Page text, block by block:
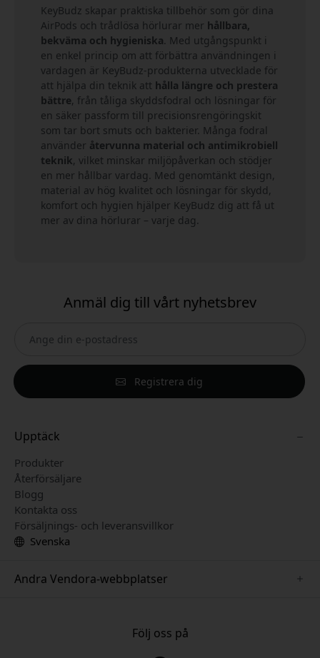
KeyBudz skapar praktiska tillbehör som gör dina
AirPods och trådlösa hörlurar mer hållbara,
bekväma och hygieniska. Med utgångspunkt i
en enkel princip om att förbättra användningen i
vardagen är KeyBudz-produkterna utvecklade för
att hjälpa din teknik att hålla längre och prestera
bättre, från tåliga skyddsfodral och lösningar för
en säker passform till precisionsrengöringskit
som tar bort smuts och bakterier. Många fodral
använder återvunna material och antimikrobiell
teknik, vilket minskar miljöpåverkan och stödjer
en mer hållbar vardag. Med genomtänkt design,
material av hög kvalitet och lösningar för skydd,
komfort och hygien hjälper KeyBudz dig att få ut
mer av dina hörlurar – varje dag.
Anmäl dig till vårt nyhetsbrev
Registrera dig
Upptäck
Produkter
Återförsäljare
Blogg
Kontakta oss
Försäljnings- och leveransvillkor
Svenska
Andra Vendora-webbplatser
Följ oss på